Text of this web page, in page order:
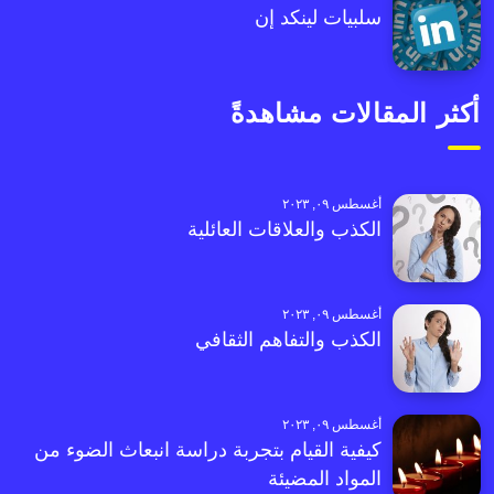
سلبيات لينكد إن
أكثر المقالات مشاهدةً
أغسطس ٠٩, ٢٠٢٣
الكذب والعلاقات العائلية
أغسطس ٠٩, ٢٠٢٣
الكذب والتفاهم الثقافي
أغسطس ٠٩, ٢٠٢٣
كيفية القيام بتجربة دراسة انبعاث الضوء من
المواد المضيئة